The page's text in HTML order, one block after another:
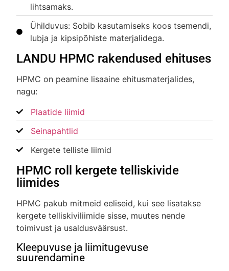
lihtsamaks.
Ühilduvus: Sobib kasutamiseks koos tsemendi,
lubja ja kipsipõhiste materjalidega.
LANDU HPMC rakendused ehituses
HPMC on peamine lisaaine ehitusmaterjalides,
nagu:
Plaatide liimid
Seinapahtlid
Kergete telliste liimid
HPMC roll kergete telliskivide
liimides
HPMC pakub mitmeid eeliseid, kui see lisatakse
kergete telliskiviliimide sisse, muutes nende
toimivust ja usaldusväärsust.
Kleepuvuse ja liimitugevuse
suurendamine